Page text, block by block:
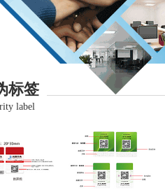
标签
label